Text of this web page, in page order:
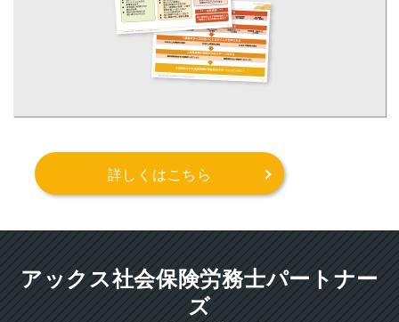
詳しくはこちら
アックス社会保険労務士パートナー
ズ